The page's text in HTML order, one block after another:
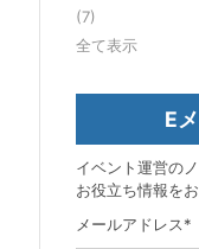
(7)
全て表示
E
イベント運営の
お役立ち情報を
メールアドレス*